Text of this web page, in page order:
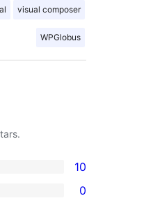
visual composer
WPGlobus
10
0